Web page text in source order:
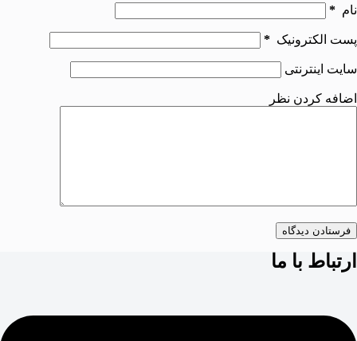
نام *
پست الکترونیک *
سایت اینترنتی
اضافه کردن نظر
فرستادن دیدگاه
ارتباط با ما